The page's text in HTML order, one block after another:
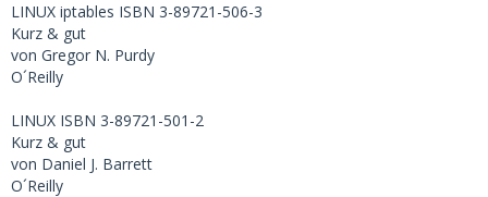
LINUX iptables ISBN 3-89721-506-3
Kurz & gut
von Gregor N. Purdy
O´Reilly
LINUX ISBN 3-89721-501-2
Kurz & gut
von Daniel J. Barrett
O´Reilly